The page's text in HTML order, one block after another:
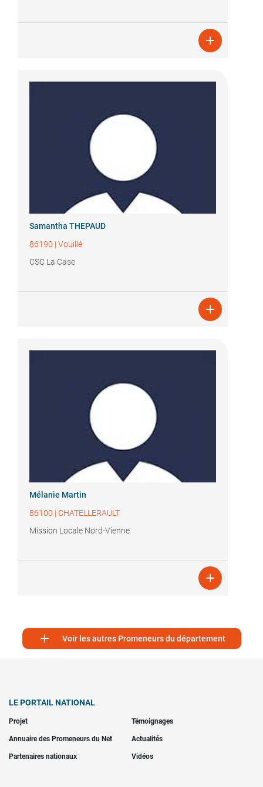

Samantha THEPAUD
86190 | Vouillé
CSC La Case

Mélanie Martin
86100 | CHATELLERAULT
Mission Locale Nord-Vienne

 Voir les autres Promeneurs du département
LE PORTAIL NATIONAL
Projet Témoignages
Annuaire des Promeneurs du Net Actualités
Partenaires nationaux Vidéos